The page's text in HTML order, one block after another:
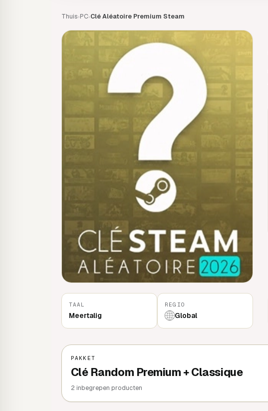
Thuis›PC›Clé Aléatoire Premium Steam
TAAL
Meertalig
REGIO
Global
PAKKET
Clé Random Premium + Classique
2 inbegrepen producten